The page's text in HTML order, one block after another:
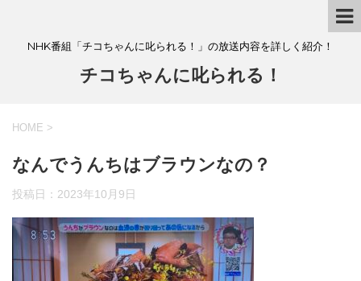
NHK番組「チコちゃんに叱られる！」の放送内容を詳しく紹介！
チコちゃんに叱られる！
HOME >
なんでうんちはブラウンなの？
投稿日： 2023年10月9日